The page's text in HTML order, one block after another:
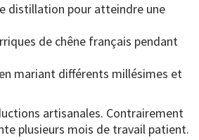
distillation pour atteindre une
de chêne français pendant
mariant différents millésimes et
artisanales. Contrairement
plusieurs mois de travail patient.